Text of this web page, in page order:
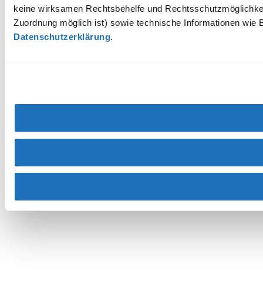
keine wirksamen Rechtsbehelfe und
Zuordnung möglich ist) sowie technische Informationen
Datenschutzerklärung.